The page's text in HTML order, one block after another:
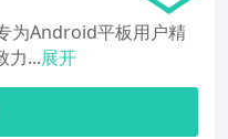
为Android平板用户精
力...展开